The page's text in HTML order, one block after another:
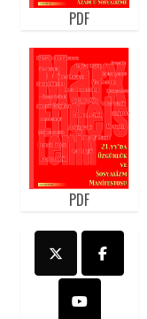
PDF
PDF